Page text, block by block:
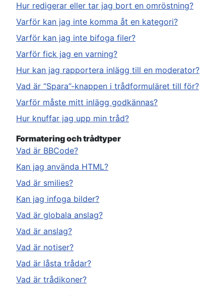
Hur redigerar eller tar jag bort en omröstning?
Varför kan jag inte komma åt en kategori?
Varför kan jag inte bifoga filer?
Varför fick jag en varning?
Hur kan jag rapportera inlägg till en moderator?
Vad är “Spara”-knappen i trådformuläret till för?
Varför måste mitt inlägg godkännas?
Hur knuffar jag upp min tråd?
Formatering och trådtyper
Vad är BBCode?
Kan jag använda HTML?
Vad är smilies?
Kan jag infoga bilder?
Vad är globala anslag?
Vad är anslag?
Vad är notiser?
Vad är låsta trådar?
Vad är trådikoner?